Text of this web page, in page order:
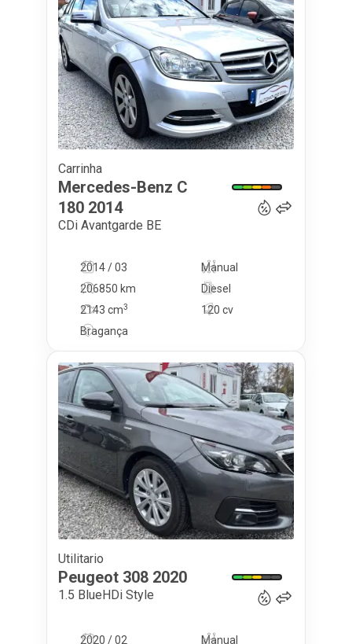
Carrinha
Mercedes-Benz C
180 2014
CDi Avantgarde BE
2014 / 03
Manual
206850 km
120 cv
Diesel
2143 cm3
Bragança
Utilitario
Peugeot 308 2020
1.5 BlueHDi Style
2020 / 02
Manual